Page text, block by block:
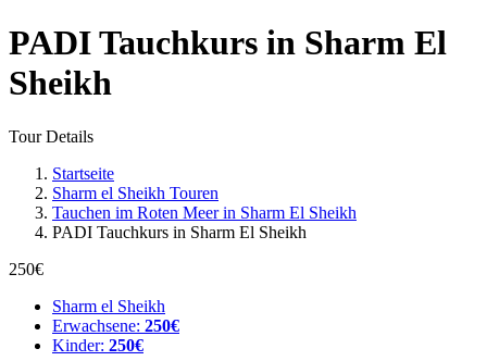
PADI Tauchkurs in Sharm El
Sheikh
Tour Details
Startseite
Sharm el Sheikh Touren
Tauchen im Roten Meer in Sharm El Sheikh
PADI Tauchkurs in Sharm El Sheikh
250€
Sharm el Sheikh
Erwachsene: 250€
Kinder: 250€